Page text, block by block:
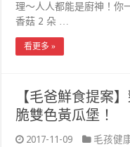
理～人人都能是廚神！
香菇 2 朵 …
看更多 »
【毛爸鮮食提案
脆雙色黃瓜堡！
2017-11-09 毛孩健